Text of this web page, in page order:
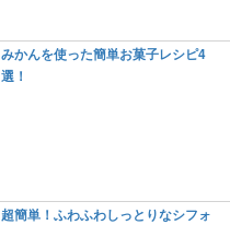
みかんを使った簡単お菓子レシピ4
選！
超簡単！ふわふわしっとりなシフォ